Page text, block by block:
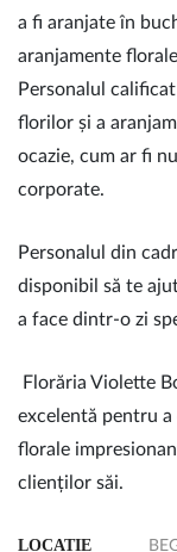
a fi aranjate în
aranjamente
Personalul
florilor și a
ocazie, cum ar fi
corporate.
Personalul din
disponibil să te
a face dintr-o zi
Florăria Violette
excelentă pentru
florale
clienților săi.
LOCATIE